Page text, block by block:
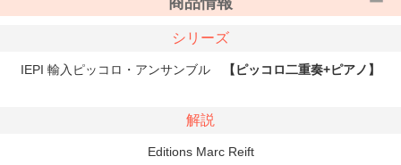
シリーズ
IEPI 輸入ピッコロ・アンサンブル 【ピッコロ二重奏+ピアノ】
解説
Editions Marc Reift